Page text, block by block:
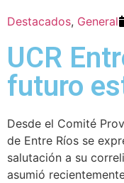
Destacados, General
UCR
futuro
Desde el Comité
de Entre Ríos se
salutación a su
asumió